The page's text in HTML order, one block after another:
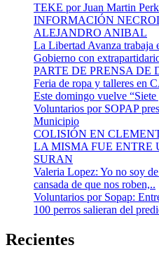
TEKE por Juan Martin
INFORMACIÓN
ALEJANDRO ANIBAL
La Libertad Avanza trabaja
Gobierno con
PARTE DE PRENSA DE
Feria de ropa y talleres en
Este domingo vuelve
Voluntarios por SOPAP
Municipio
COLISIÓN EN
LA MISMA FUE ENTRE
SURAN
Valeria Lopez: Yo no soy
cansada de que nos roben,..
Voluntarios por Sopap:
100 perros salieran del
Recientes